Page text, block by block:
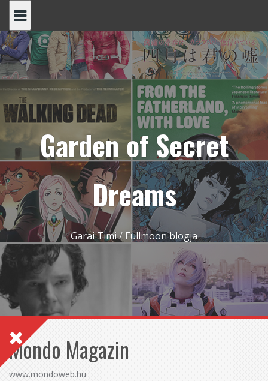
content
Garden of Secret
Dreams
Garai Timi / Fullmoon blogja
Mondo Magazin
www.mondoweb.hu